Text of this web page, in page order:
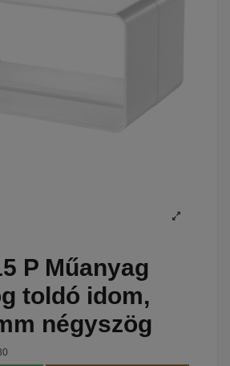
P Műanyag
toldó idom,
négyszög